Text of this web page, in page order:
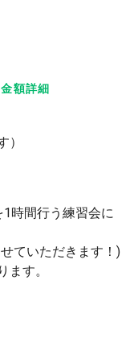
金額詳細
時間行う練習会に
ていただきます！)
す。
います！